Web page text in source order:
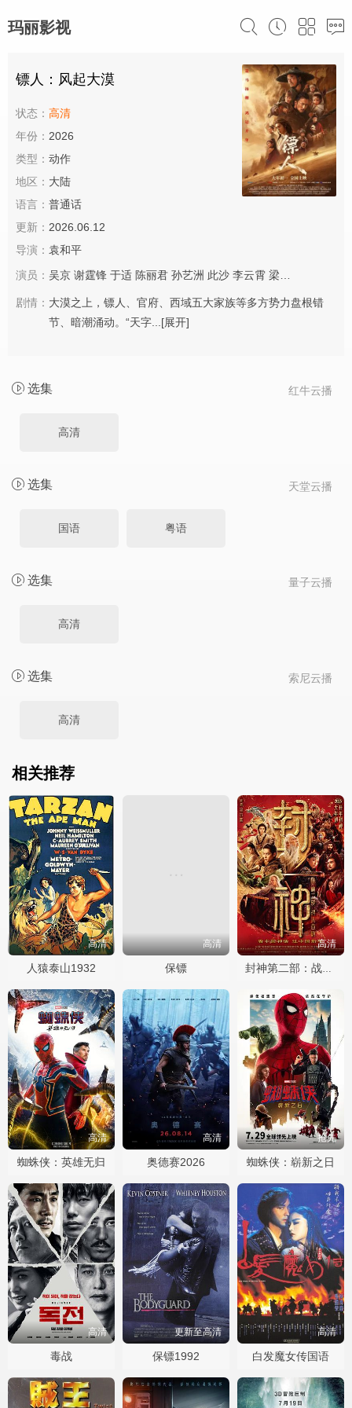
玛丽影视
镖人：风起大漠
状态： 高清
年份： 2026
类型： 动作
地区： 大陆
语言： 普通话
更新： 2026.06.12
导演： 袁和平
演员： 吴京 谢霆锋 于适 陈丽君 孙艺洲 此沙 李云霄 梁家辉
剧情： 大漠之上，镖人、官府、西域五大家族等多方势力盘根错
节、暗潮涌动。“天字... [展开]
红牛云播
选集
高清
天堂云播
选集
国语 粤语
量子云播
选集
高清
索尼云播
选集
高清
相关推荐
高清
人猿泰山1932
高清
保镖
高清
封神第二部：战火西岐
高清
蜘蛛侠：英雄无归
高清
奥德赛2026
抢先
蜘蛛侠：崭新之日
高清
毒战
更新至高清
保镖1992
高清
白发魔女传国语